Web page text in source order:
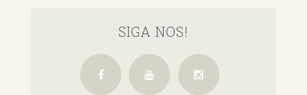
SIGA NOS!